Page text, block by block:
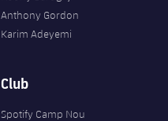
Anthony Gordon
Karim Adeyemi
Club
Spotify Camp Nou